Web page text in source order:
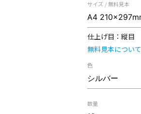
サイズ / 無料見本
仕上げ目： 縦目
無料見本について
色
数量